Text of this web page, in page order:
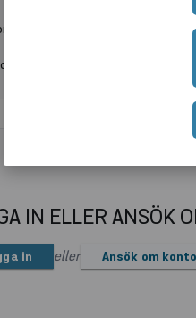
IN ELLER ANSÖK
in eller Ansök om konto